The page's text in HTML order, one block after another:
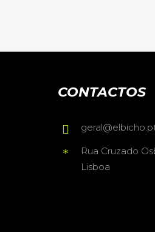
CONTACTOS
Rua Cruzado
Lisboa